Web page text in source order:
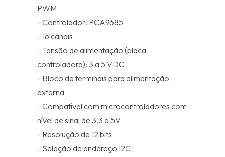
PWM
- Controlador: PCA9685
- 16 canais
- Tensão de alimentação (placa
controladora): 3 a 5 VDC
- Bloco de terminais para alimentação
externa
- Compatível com microcontroladores com
nível de sinal de 3,3 e 5V
- Resolução de 12 bits
- Seleção de endereço I2C